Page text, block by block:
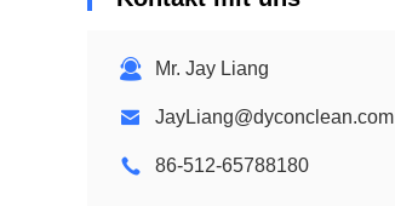
Mr. Jay Liang
JayLiang@dyconclean.com
86-512-65788180